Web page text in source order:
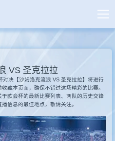
直播
直播
直播
VS 圣克拉拉
决【沙姆洛克流浪 VS 圣克拉拉】将进行
藏本页面，确保不错过这场精彩的比赛。
欧会杯的最新比赛列表、两队的历史交锋
信息的最佳地点，敬请关注。